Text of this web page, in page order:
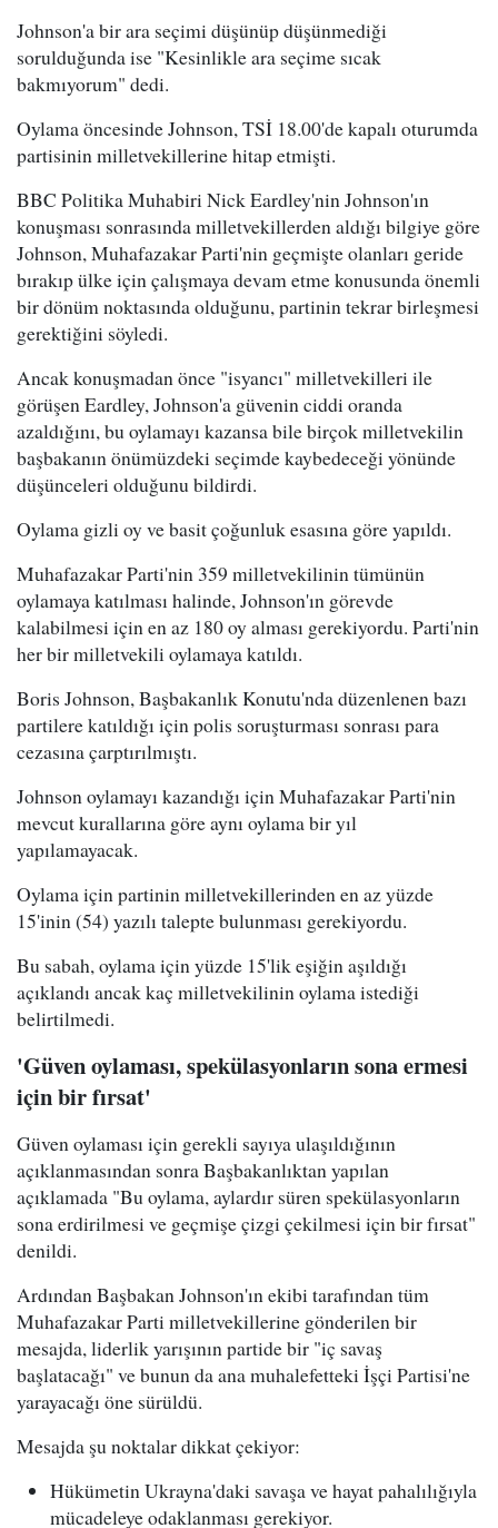
Johnson'a bir ara seçimi düşünüp düşünmediği
sorulduğunda ise "Kesinlikle ara seçime sıcak
bakmıyorum" dedi.
Oylama öncesinde Johnson, TSİ 18.00'de kapalı oturumda
partisinin milletvekillerine hitap etmişti.
BBC Politika Muhabiri Nick Eardley'nin Johnson'ın
konuşması sonrasında milletvekillerden aldığı bilgiye göre
Johnson, Muhafazakar Parti'nin geçmişte olanları geride
bırakıp ülke için çalışmaya devam etme konusunda önemli
bir dönüm noktasında olduğunu, partinin tekrar birleşmesi
gerektiğini söyledi.
Ancak konuşmadan önce "isyancı" milletvekilleri ile
görüşen Eardley, Johnson'a güvenin ciddi oranda
azaldığını, bu oylamayı kazansa bile birçok milletvekilin
başbakanın önümüzdeki seçimde kaybedeceği yönünde
düşünceleri olduğunu bildirdi.
Oylama gizli oy ve basit çoğunluk esasına göre yapıldı.
Muhafazakar Parti'nin 359 milletvekilinin tümünün
oylamaya katılması halinde, Johnson'ın görevde
kalabilmesi için en az 180 oy alması gerekiyordu. Parti'nin
her bir milletvekili oylamaya katıldı.
Boris Johnson, Başbakanlık Konutu'nda düzenlenen bazı
partilere katıldığı için polis soruşturması sonrası para
cezasına çarptırılmıştı.
Johnson oylamayı kazandığı için Muhafazakar Parti'nin
mevcut kurallarına göre aynı oylama bir yıl
yapılamayacak.
Oylama için partinin milletvekillerinden en az yüzde
15'inin (54) yazılı talepte bulunması gerekiyordu.
Bu sabah, oylama için yüzde 15'lik eşiğin aşıldığı
açıklandı ancak kaç milletvekilinin oylama istediği
belirtilmedi.
'Güven oylaması, spekülasyonların sona ermesi
için bir fırsat'
Güven oylaması için gerekli sayıya ulaşıldığının
açıklanmasından sonra Başbakanlıktan yapılan
açıklamada "Bu oylama, aylardır süren spekülasyonların
sona erdirilmesi ve geçmişe çizgi çekilmesi için bir fırsat"
denildi.
Ardından Başbakan Johnson'ın ekibi tarafından tüm
Muhafazakar Parti milletvekillerine gönderilen bir
mesajda, liderlik yarışının partide bir "iç savaş
başlatacağı" ve bunun da ana muhalefetteki İşçi Partisi'ne
yarayacağı öne sürüldü.
Mesajda şu noktalar dikkat çekiyor:
Hükümetin Ukrayna'daki savaşa ve hayat pahalılığıyla
mücadeleye odaklanması gerekiyor.